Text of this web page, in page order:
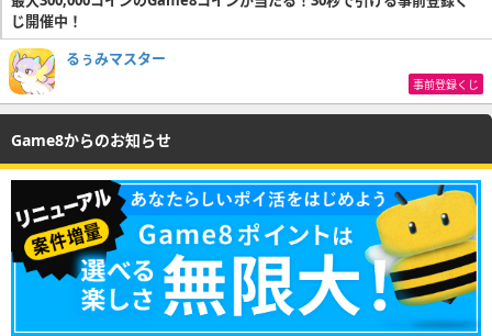
じ開催中！
るぅみマスター
事前登録くじ
Game8からのお知らせ